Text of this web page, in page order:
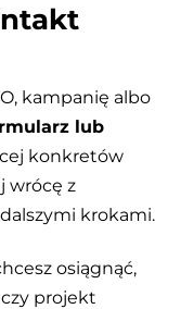
kampanię albo
lub
konkretów
wrócę z
krokami.
osiągnąć,
projekt